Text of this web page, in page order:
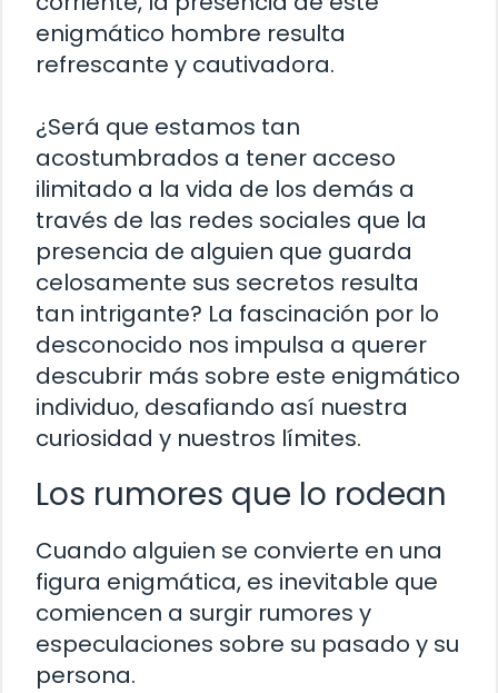
enigmático hombre resulta
refrescante y cautivadora.
¿Será que estamos tan
acostumbrados a tener acceso
ilimitado a la vida de los demás a
través de las redes sociales que la
presencia de alguien que guarda
celosamente sus secretos resulta
tan intrigante? La fascinación por lo
desconocido nos impulsa a querer
descubrir más sobre este enigmático
individuo, desafiando así nuestra
curiosidad y nuestros límites.
Los rumores que lo rodean
Cuando alguien se convierte en una
figura enigmática, es inevitable que
comiencen a surgir rumores y
especulaciones sobre su pasado y su
persona.